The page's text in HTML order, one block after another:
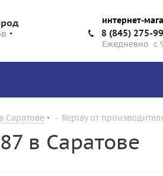
интернет-
8 (845) 275-
Ежедневно с
Саратове - Replay от
в Саратове